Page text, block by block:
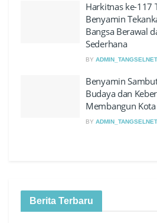
Harkitnas ke-117
Benyamin
Bangsa Berawal
Sederhana
BY
Benyamin
Budaya dan
Membangun Kota
BY
Berita Terbaru